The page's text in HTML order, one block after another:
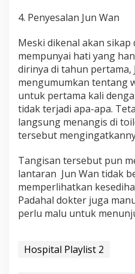
4. Penyesalan Jun Wan
Meski dikenal akan sikap
mempunyai hati yang
dirinya di tahun pertama,
mengumumkan tentang
untuk pertama kali
tidak terjadi apa-apa.
langsung menangis di
tersebut
Tangisan tersebut pun
lantaran Jun Wan tidak
memperlihatkan
Padahal dokter juga
perlu malu untuk
Hospital Playlist 2